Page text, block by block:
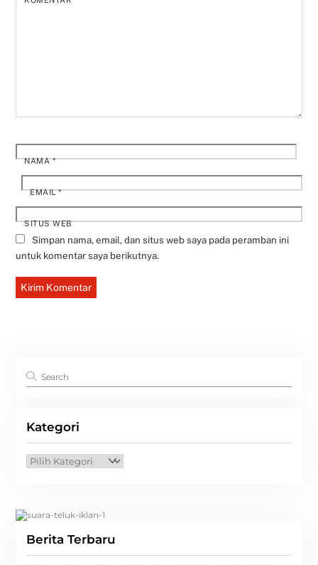
NAMA*
EMAIL*
SITUS WEB
Simpan nama, email, dan situs web saya pada peramban ini
untuk komentar saya berikutnya.
Kategori
Kategori
Berita Terbaru